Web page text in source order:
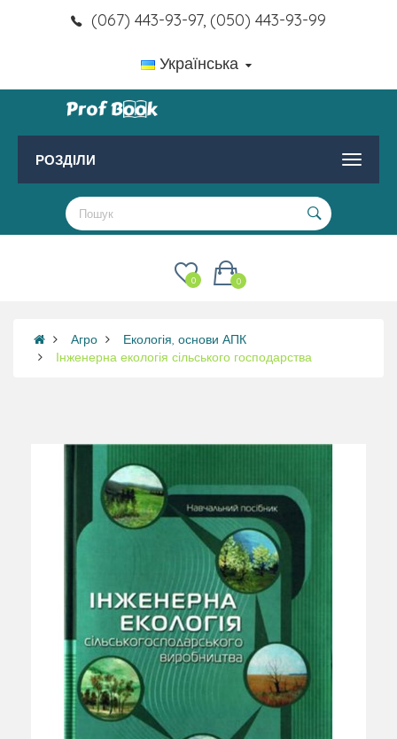
(067) 443-93-97, (050) 443-93-99
Українська
РОЗДІЛИ
0
0
Агро
Екологія, основи АПК
Інженерна екологія сільського господарства